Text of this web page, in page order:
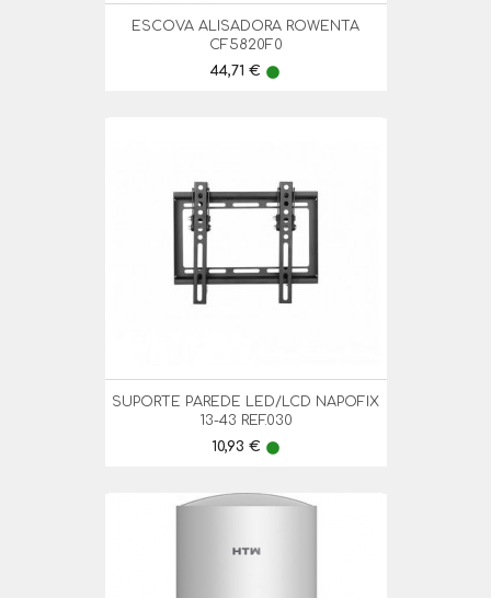
ESCOVA ALISADORA ROWENTA
CF5820F0
Preço
44,71 € lens
SUPORTE PAREDE LED/LCD NAPOFIX
13-43 REF.030
Preço
10,93 € lens